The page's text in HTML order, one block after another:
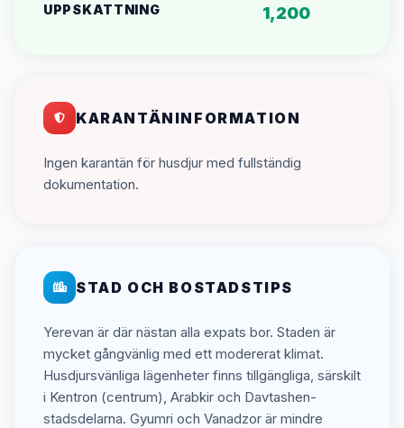
UPPSKATTNING
1,200
KARANTÄNINFORMATION
Ingen karantän för husdjur med fullständig
dokumentation.
STAD OCH BOSTADSTIPS
Yerevan är där nästan alla expats bor. Staden är
mycket gångvänlig med ett modererat klimat.
Husdjursvänliga lägenheter finns tillgängliga, särskilt
i Kentron (centrum), Arabkir och Davtashen-
stadsdelarna. Gyumri och Vanadzor är mindre